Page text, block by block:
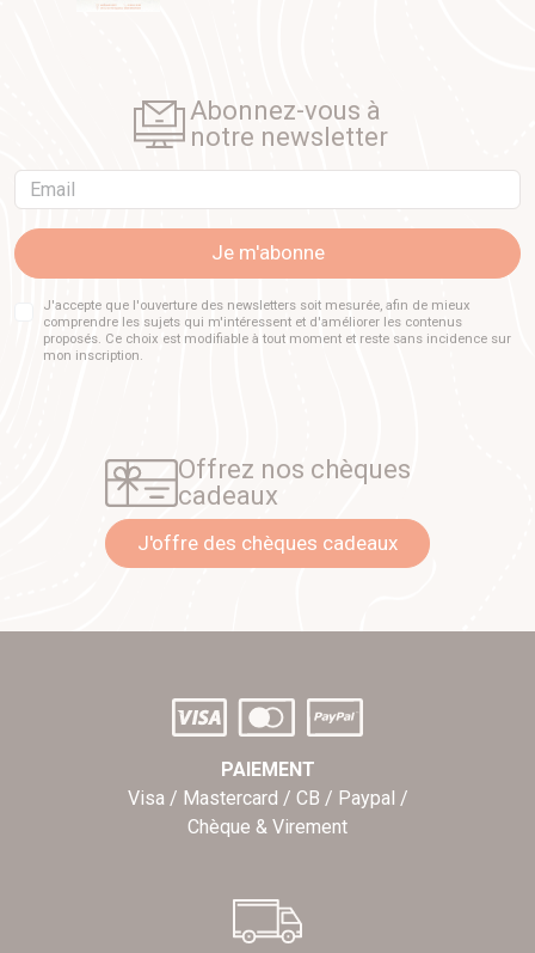
Abonnez-vous à
notre newsletter
Email
Je m'abonne
J'accepte que l'ouverture des newsletters soit mesurée, afin de mieux
comprendre les sujets qui m'intéressent et d'améliorer les contenus
proposés. Ce choix est modifiable à tout moment et reste sans incidence sur
mon inscription.
Offrez nos chèques
cadeaux
J'offre des chèques cadeaux
PAIEMENT
Visa / Mastercard / CB / Paypal /
Chèque & Virement